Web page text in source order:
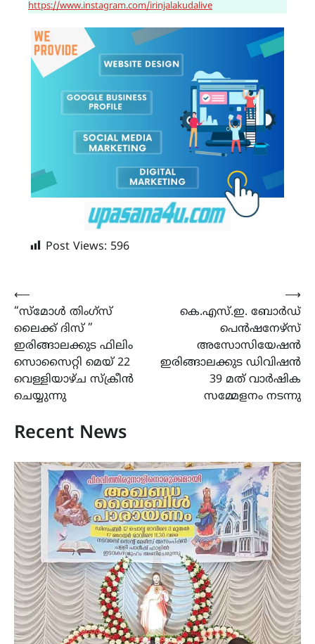
https://www.instagram.com/irinjalakudalive
Post Views: 596
Post
navigation
⟵
“സ്മോൾ തിംഗ്സ്
ലൈക്ക് ദിസ് ”
ഇരിങ്ങാലക്കുട ഫിലിം
സൊസൈറ്റി മെയ് 22
വെള്ളിയാഴ്ച സ്ക്രീൻ
ചെയ്യുന്നു
കെ.എസ്.ഇ. ബോർഡ്
പെൻഷനേഴ്‌സ്
അസോസിയേഷൻ
ഇരിങ്ങാലക്കുട ഡിവിഷൻ
39 മത് വാർഷിക
സമ്മേളനം നടന്നു
⟶
Recent News